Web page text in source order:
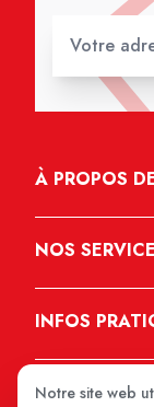
À PROPOS
NOS
INFOS
Notre site web